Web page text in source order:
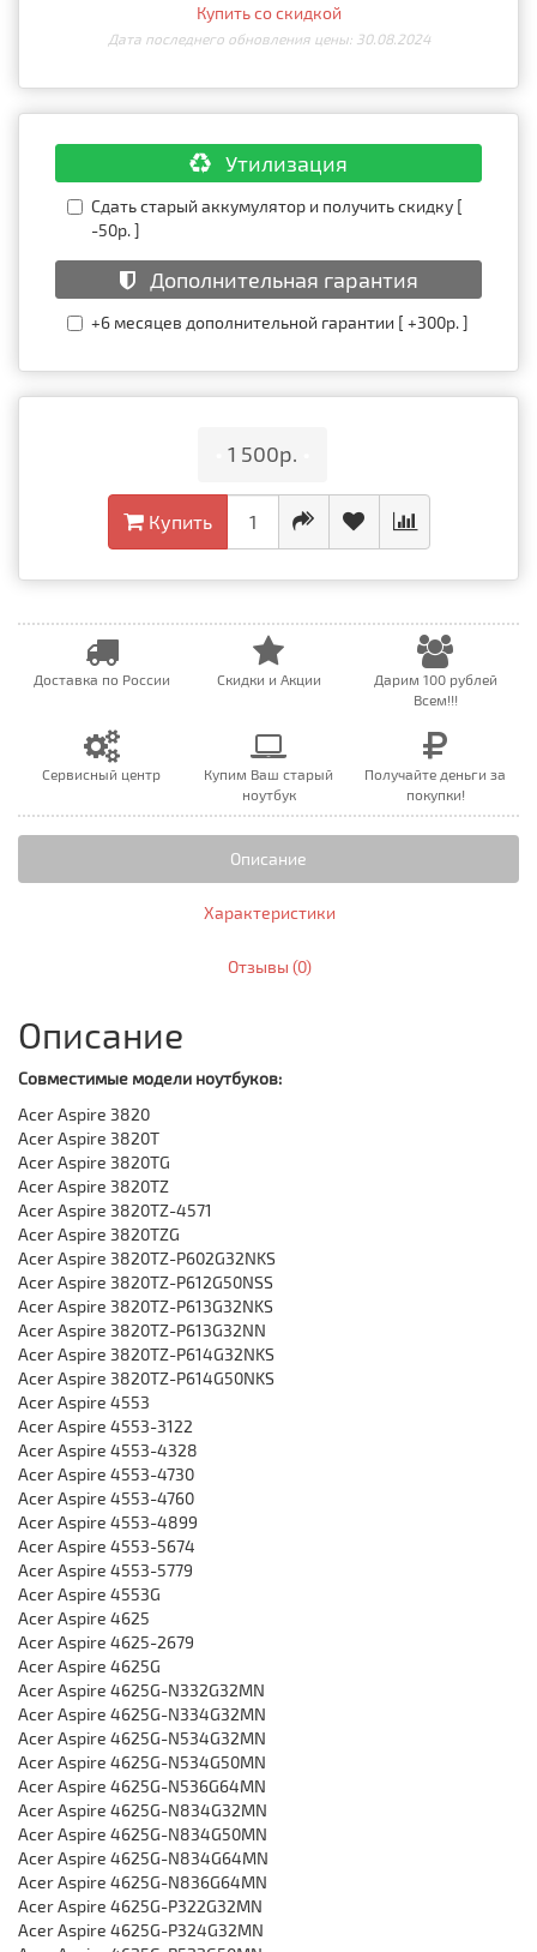
Купить со скидкой
Дата последнего обновления цены: 30.08.2024
Утилизация
Сдать старый аккумулятор и получить скидку [
-50р. ]
Дополнительная гарантия
+6 месяцев дополнительной гарантии [ +300р. ]
1 500р.
Купить
Доставка по России Скидки и Акции
Дарим 100 рублей
Всем!!!
Сервисный центр
Купим Ваш старый
ноутбук
Получайте деньги за
покупки!
Описание
Характеристики
Отзывы (0)
Описание
Совместимые модели ноутбуков:
Acer Aspire 3820
Acer Aspire 3820T
Acer Aspire 3820TG
Acer Aspire 3820TZ
Acer Aspire 3820TZ-4571
Acer Aspire 3820TZG
Acer Aspire 3820TZ-P602G32NKS
Acer Aspire 3820TZ-P612G50NSS
Acer Aspire 3820TZ-P613G32NKS
Acer Aspire 3820TZ-P613G32NN
Acer Aspire 3820TZ-P614G32NKS
Acer Aspire 3820TZ-P614G50NKS
Acer Aspire 4553
Acer Aspire 4553-3122
Acer Aspire 4553-4328
Acer Aspire 4553-4730
Acer Aspire 4553-4760
Acer Aspire 4553-4899
Acer Aspire 4553-5674
Acer Aspire 4553-5779
Acer Aspire 4553G
Acer Aspire 4625
Acer Aspire 4625-2679
Acer Aspire 4625G
Acer Aspire 4625G-N332G32MN
Acer Aspire 4625G-N334G32MN
Acer Aspire 4625G-N534G32MN
Acer Aspire 4625G-N534G50MN
Acer Aspire 4625G-N536G64MN
Acer Aspire 4625G-N834G32MN
Acer Aspire 4625G-N834G50MN
Acer Aspire 4625G-N834G64MN
Acer Aspire 4625G-N836G64MN
Acer Aspire 4625G-P322G32MN
Acer Aspire 4625G-P324G32MN